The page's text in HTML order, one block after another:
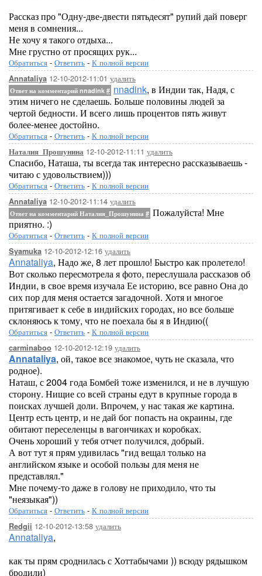
Рассказ про "Одну-две-двести пятьдесят" рупий дай поверг
меня в сомнения...
Не хочу я такого отдыха...
Мне грустно от просящих рук...
Обратиться - Ответить - К полной версии
Annataliya 12-10-2012-11:01 удалить
Ответ на комментарий nnadink # nnadink, в Индии так, Надя, с
этим ничего не сделаешь. Больше половины людей за
чертой бедности. И всего лишь процентов пять живут
более-менее достойно.
Обратиться - Ответить - К полной версии
Наталия_Прошунина 12-10-2012-11:11 удалить
Спасибо, Наташа, ты всегда так интересно рассказываешь -
читаю с удовольствием)))
Обратиться - Ответить - К полной версии
Annataliya 12-10-2012-11:14 удалить
Ответ на комментарий Наталия_Прошунина # Пожалуйста! Мне
приятно. :)
Обратиться - Ответить - К полной версии
Syamuka 12-10-2012-12:16 удалить
Annataliya, Надо же, 8 лет прошло! Быстро как пролетело!
Вот сколько пересмотрела я фото, переслушала рассказов об
Индии, в свое время изучала Ее историю, все равно Она до
сих пор для меня остается загадочной. Хотя и многое
притягивает к себе в индийских городах, но все больше
склоняюсь к тому, что не поехала бы я в Индию((
Обратиться - Ответить - К полной версии
carminaboo 12-10-2012-12:19 удалить
Annataliya, ой, такое все знакомое, чуть не сказала, что
родное).
Наташ, с 2004 года Бомбей тоже изменился, и не в лучшую
сторону. Нищие со всей страны едут в крупные города в
поисках лучшей доли. Впрочем, у нас такая же картина.
Центр есть центр, и не дай бог попасть на окраины, где
обитают переселенцы в вагончиках и коробках.
Очень хороший у тебя отчет получился, добрый.
А вот тут я прям удивилась "гид вещал только на
английском языке и особой пользы для меня не
представлял."
Мне почему-то даже в голову не приходило, что ты
"неязыкая"))
Обратиться - Ответить - К полной версии
Redgii 12-10-2012-13:58 удалить
Annataliya,
как ты прям сроднилась с Хоттабычами )) всюду рядышком
бродили)